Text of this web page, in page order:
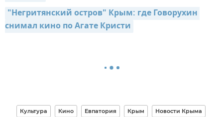
"Негритянский остров" Крым: где Говорухин
снимал кино по Агате Кристи
Культура Кино Евпатория Крым Новости Крыма